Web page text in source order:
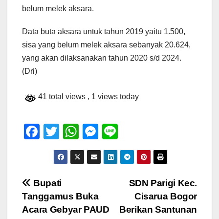
belum melek aksara.
Data buta aksara untuk tahun 2019 yaitu 1.500,
sisa yang belum melek aksara sebanyak 20.624,
yang akan dilaksanakan tahun 2020 s/d 2024.
(Dri)
41 total views , 1 views today
F
e
b
o
T
wi
tt
er
W
h
at
A
p
M
e
ss
n
g
n
e
Navigasi
pos
SDN Parigi Kec.
Cisarua Bogor
Berikan Santunan
Bupati
Tanggamus Buka
Acara Gebyar PAUD